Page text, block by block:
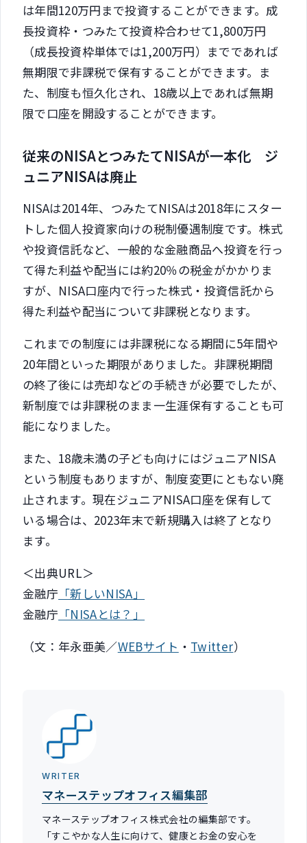
は年間120万円まで投資することができます。成
長投資枠・つみたて投資枠合わせて1,800万円
（成長投資枠単体では1,200万円）までであれば
無期限で非課税で保有することができます。ま
た、制度も恒久化され、18歳以上であれば無期
限で口座を開設することができます。
従来のNISAとつみたてNISAが一本化 ジ
ュニアNISAは廃止
NISAは2014年、つみたてNISAは2018年にスター
トした個人投資家向けの税制優遇制度です。株式
や投資信託など、一般的な金融商品へ投資を行っ
て得た利益や配当には約20％の税金がかかりま
すが、NISA口座内で行った株式・投資信託から
得た利益や配当について非課税となります。
これまでの制度には非課税になる期間に5年間や
20年間といった期限がありました。非課税期間
の終了後には売却などの手続きが必要でしたが、
新制度では非課税のまま一生涯保有することも可
能になりました。
また、18歳未満の子ども向けにはジュニアNISA
という制度もありますが、制度変更にともない廃
止されます。現在ジュニアNISA口座を保有して
いる場合は、2023年末で新規購入は終了となり
ます。
＜出典URL＞
金融庁 「新しいNISA」
金融庁 「NISAとは？」
（文：年永亜美／WEBサイト ・ Twitter）
WRITER
マネーステップオフィス編集部
マネーステップオフィス株式会社の編集部です。
「すこやかな人生に向けて、健康とお金の安心を